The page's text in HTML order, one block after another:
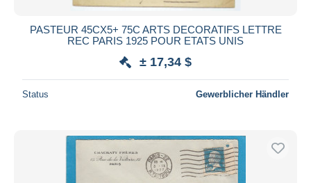
PASTEUR 45CX5+ 75C ARTS DECORATIFS LETTRE
REC PARIS 1925 POUR ETATS UNIS
± 17,34 $
Status Gewerblicher Händler